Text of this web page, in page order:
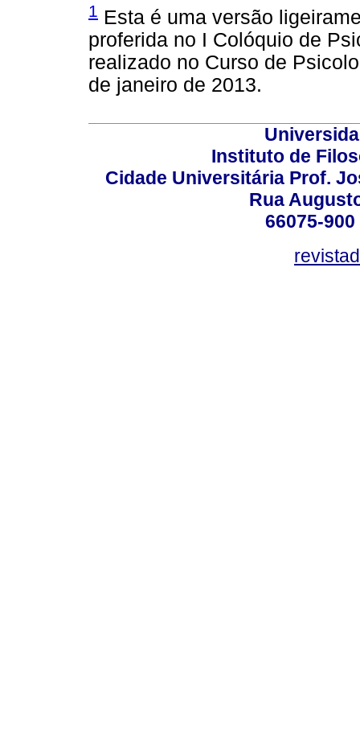
1 Esta é uma versão
proferida no I Colóquio de
realizado no Curso de
de janeiro de 2013.
Instituto de
Cidade Universitária Prof.
Rua
66075-